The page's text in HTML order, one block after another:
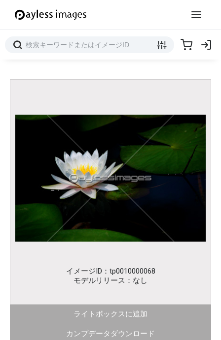
イメージID：tp0010000068
モデルリリース：なし
ライトボックスに追加
カンプデータダウンロード